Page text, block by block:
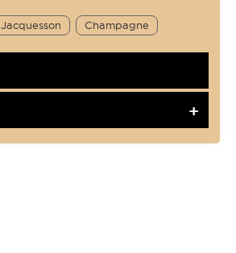
Jacquesson Champagne